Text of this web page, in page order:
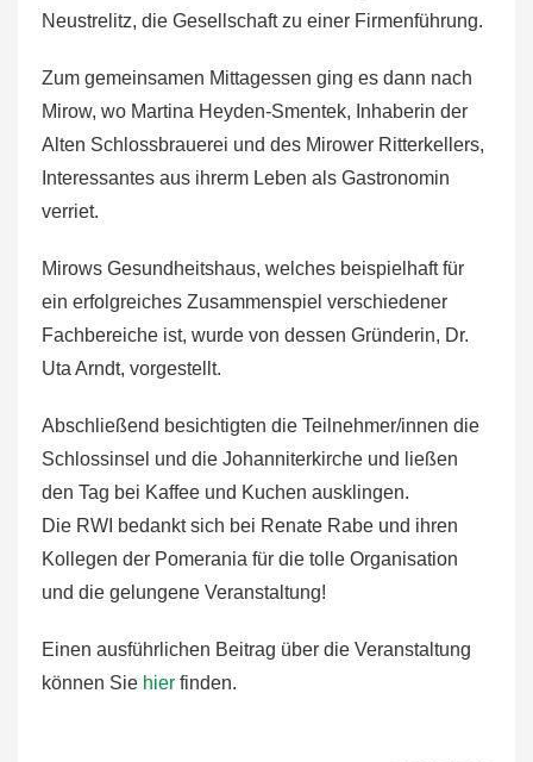
Neustrelitz, die Gesellschaft zu einer Firmenführung.
Zum gemeinsamen Mittagessen ging es dann nach
Mirow, wo Martina Heyden-Smentek, Inhaberin der
Alten Schlossbrauerei und des Mirower Ritterkellers,
Interessantes aus ihrerm Leben als Gastronomin
verriet.
Mirows Gesundheitshaus, welches beispielhaft für
ein erfolgreiches Zusammenspiel verschiedener
Fachbereiche ist, wurde von dessen Gründerin, Dr.
Uta Arndt, vorgestellt.
Abschließend besichtigten die Teilnehmer/innen die
Schlossinsel und die Johanniterkirche und ließen
den Tag bei Kaffee und Kuchen ausklingen.
Die RWI bedankt sich bei Renate Rabe und ihren
Kollegen der Pomerania für die tolle Organisation
und die gelungene Veranstaltung!
Einen ausführlichen Beitrag über die Veranstaltung
können Sie hier finden.